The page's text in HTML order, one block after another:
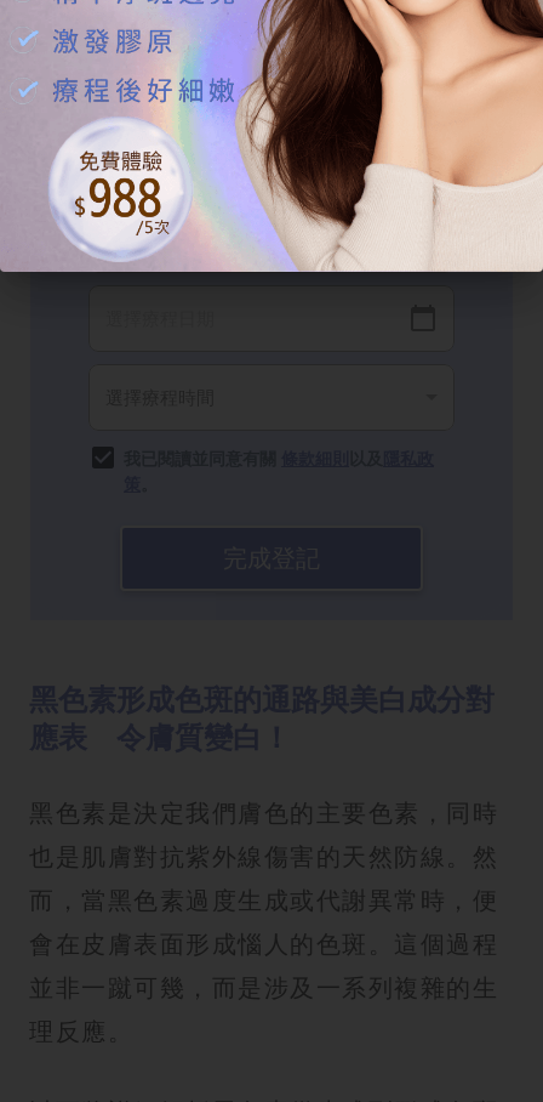
黑色素是決定我們膚色的主要色素，同時
也是肌膚對抗紫外線傷害的天然防線。然
而，當黑色素過度生成或代謝異常時，便
會在皮膚表面形成惱人的色斑。這個過程
並非一蹴可幾，而是涉及一系列複雜的生
理反應。